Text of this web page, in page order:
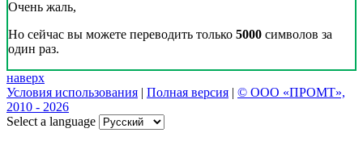
Очень жаль,
Но сейчас вы можете переводить только 5000 символов за
один раз.
наверх
Условия использования | Полная версия | © ООО «ПРОМТ»,
2010 - 2026
Select a language